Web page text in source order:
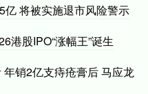
亿 将被实施退市风险警示
港股IPO“涨幅王”诞生
销2亿支痔疮膏后 马应龙